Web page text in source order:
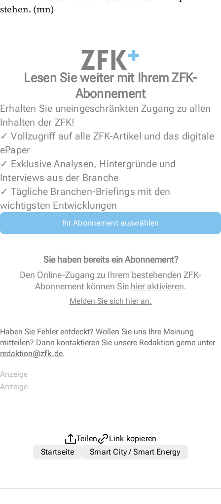
stehen. (mn)
Lesen Sie weiter mit Ihrem ZFK-
Abonnement
Erhalten Sie uneingeschränkten Zugang zu allen
Inhalten der ZFK!
✓ Vollzugriff auf alle ZFK-Artikel und das digitale
ePaper
✓ Exklusive Analysen, Hintergründe und
Interviews aus der Branche
✓ Tägliche Branchen-Briefings mit den
wichtigsten Entwicklungen
Ihr Abonnement auswählen
Sie haben bereits ein Abonnement?
Den Online-Zugang zu Ihrem bestehenden ZFK-
Abonnement können Sie hier aktivieren.
Melden Sie sich hier an.
Haben Sie Fehler entdeckt? Wollen Sie uns Ihre Meinung
mitteilen? Dann kontaktieren Sie unsere Redaktion gerne unter
redaktion@zfk.de.
Teilen
Link kopieren
Startseite
Smart City / Smart Energy